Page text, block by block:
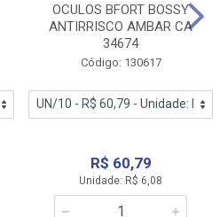
OCULOS BFORT BOSSY
ANTIRRISCO AMBAR CA
34674
Código: 130617
R$ 60,79
Unidade: R$ 6,08